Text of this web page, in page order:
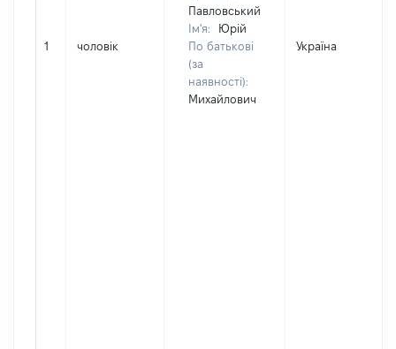
1 чоловік
Павловський
Ім'я:
Юрій
По батькові
(за
наявності):
Михайлович
Україна